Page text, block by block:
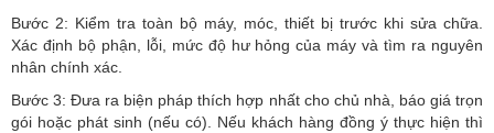
Bước 2: Kiểm tra toàn bộ máy, móc, thiết bị trước khi sửa chữa.
Xác định bộ phận, lỗi, mức độ hư hỏng của máy và tìm ra nguyên
nhân chính xác.
Bước 3: Đưa ra biện pháp thích hợp nhất cho chủ nhà, báo giá trọn
gói hoặc phát sinh (nếu có). Nếu khách hàng đồng ý thực hiện thì